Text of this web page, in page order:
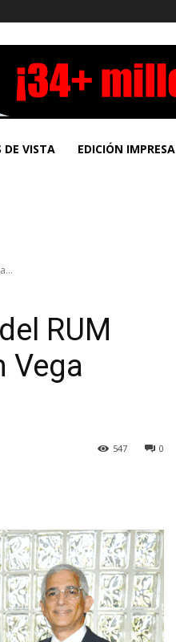
DE VISTA EDICIÓN IMPRESA
RUM
Vega
0
547